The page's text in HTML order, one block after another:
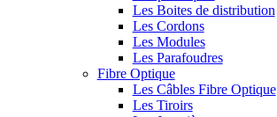
Les Boites de distribution
Les Cordons
Les Modules
Les Parafoudres
Fibre Optique
Les Câbles Fibre Optique
Les Tiroirs